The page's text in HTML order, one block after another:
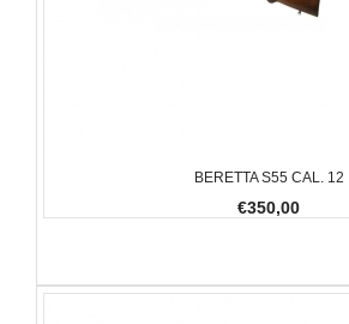
BERETTA S55 CAL. 12
€350,00